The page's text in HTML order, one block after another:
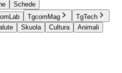
Schede
TgcomMag
TgTech
Skuola Cultura
Animali